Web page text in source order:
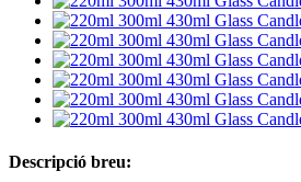
Descripció breu: